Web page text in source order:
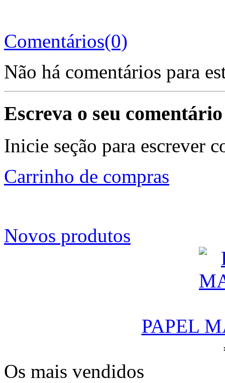
Comentários(0)
Não há comentários para
Escreva o seu comentário
Inicie seção para escrever
Carrinho de compras
Novos produtos
PAPEL
Os mais vendidos